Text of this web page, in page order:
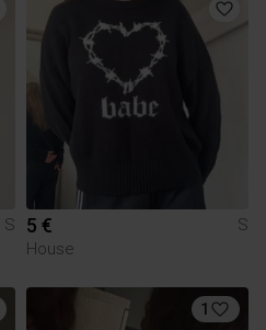
S
5 €
S
House
1